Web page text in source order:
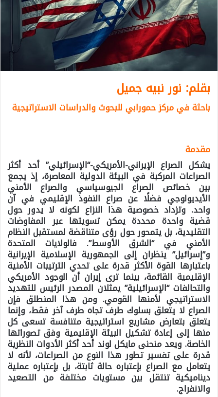
بقلم: نور نبيه جميل
باحثة في مركز حمورابي للبحوث والدراسات الاستراتيجية
مقدمة
يشكل الصراع الإيراني-الأمريكي-“الإسرائيلي” أحد أكثر
الصراعات المركبة في البيئة الدولية المعاصرة، إذ يجمع
بين خصائص الصراع الجيوسياسي والصراع الأمني
الأيديولوجي فضلًا عن صراع النفوذ الإقليمي في آن
واحد. وتزداد خصوصية هذا النزاع لكونه لا يدور حول
قضية واحدة محددة يمكن تسويتها عبر المفاوضات
التقليدية، بل يتمحور حول رؤى متناقضة لمستقبل النظام
الأمني في “الشرق الأوسط”. فالولايات المتحدة
و”إسرائيل” ينظران إلى الجمهورية الإسلامية الإيرانية
باعتبارها القوة الأكثر قدرة على تحدي الترتيبات الأمنية
الإقليمية القائمة، بينما ترى إيران أن الوجود الأمريكي
والتحالفات “الإسرائيلية” يمثلان المصدر الرئيس للتهديد
الاستراتيجي لأمنها القومي. ومن هذا المنطلق فإن
الصراع لا يتعلق بسلوك طرف تجاه طرف آخر فقط، وإنما
يتعلق بتعارض مشاريع استراتيجية متنافسة تسعى كل
منها إلى إعادة تشكيل البيئة الإقليمية وفق تصوراتها
الخاصة. ويعد منحنى مايكل لوند أحد أكثر الأدوات النظرية
قدرة على تفسير تطور هذا النوع من الصراعات، لأنه لا
يتعامل مع الصراع بإعتباره حالة ثابتة، بل بإعتباره عملية
ديناميكية تنتقل بين مستويات مختلفة من التصعيد
والانفراج.